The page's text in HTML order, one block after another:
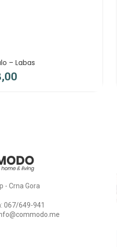
– Labas
- Crna Gora
067/649-941